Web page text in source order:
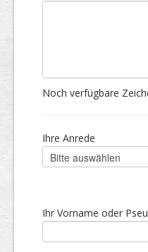
Noch verfügbare
Ihre Anrede
Ihr Vorname oder